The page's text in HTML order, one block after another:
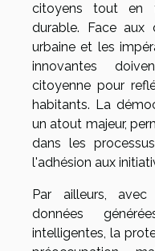
citoyens tout en
durable. Face aux
urbaine et les
innovantes
citoyenne pour
habitants. La
un atout majeur,
dans les
l'adhésion aux
Par ailleurs,
données
intelligentes, la